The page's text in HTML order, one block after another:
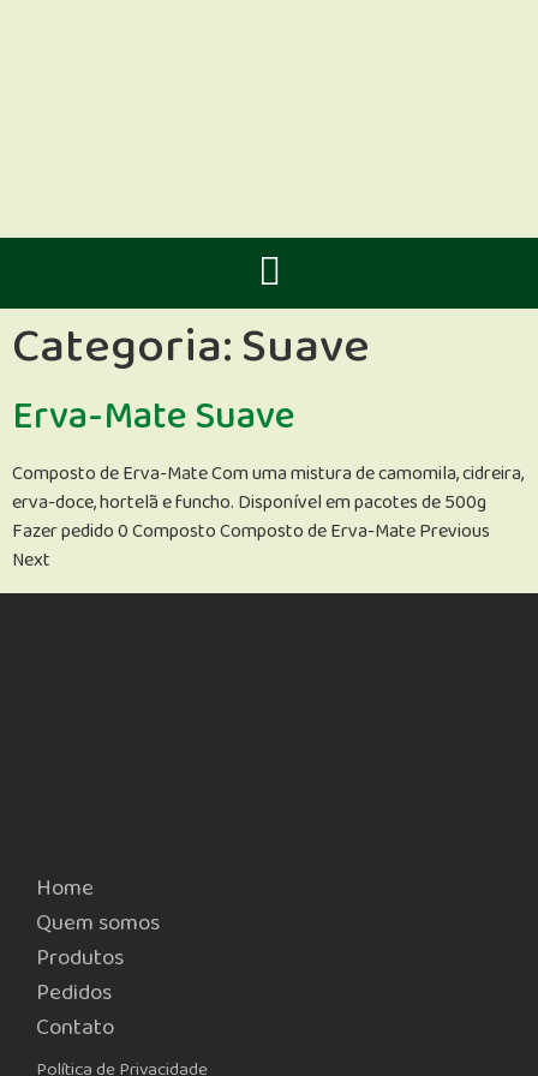
Categoria:Suave
Erva-Mate Suave
Composto de Erva-Mate Com uma mistura de camomila, cidreira,
erva-doce, hortelã e funcho. Disponível em pacotes de 500g
Fazer pedido 0 Composto Composto de Erva-Mate Previous
Next
Home
Quem somos
Produtos
Pedidos
Contato
Política de Privacidade